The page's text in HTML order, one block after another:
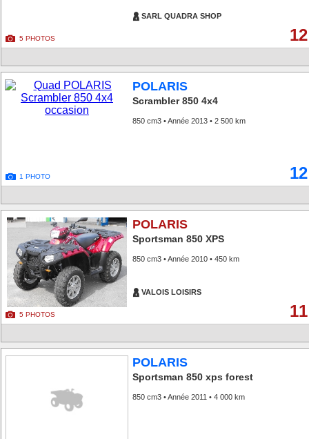
5 PHOTOS
SARL QUADRA SHOP
1 PHOTO
POLARIS
Scrambler 850 4x4
850 cm3 • Année 2013 • 2 500 km
5 PHOTOS
POLARIS
Sportsman 850 XPS
850 cm3 • Année 2010 • 450 km
VALOIS LOISIRS
POLARIS
Sportsman 850 xps forest
850 cm3 • Année 2011 • 4 000 km